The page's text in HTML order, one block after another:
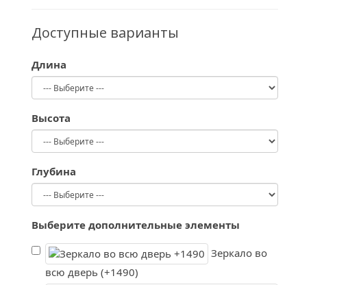
Доступные варианты
Длина
Высота
Глубина
Выберите дополнительные элементы
Зеркало во
всю дверь (+1490)